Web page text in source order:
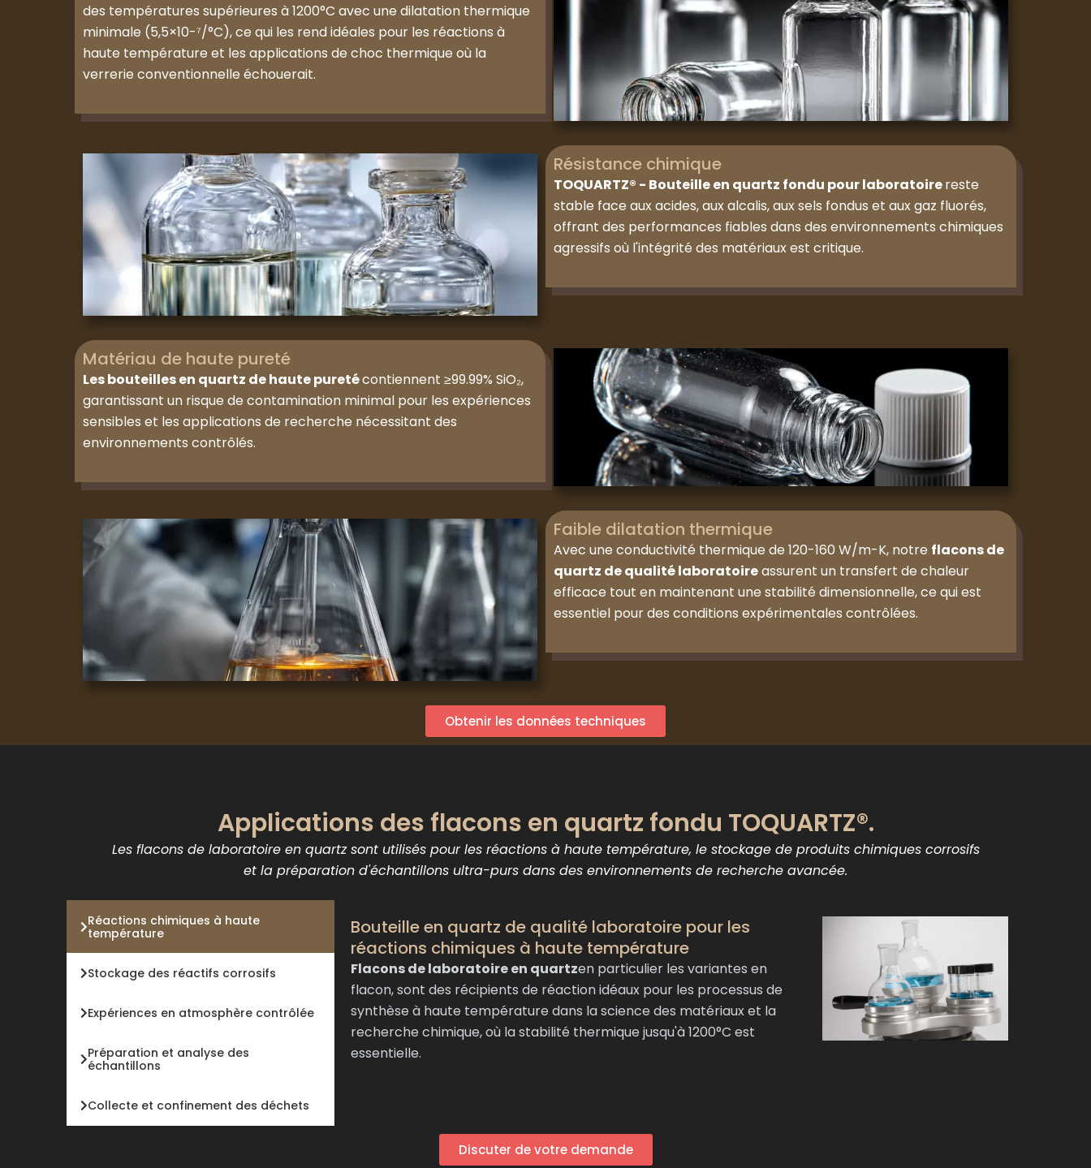
des températures supérieures à 1200°C avec une dilatation thermique
minimale (5,5×10-⁷/°C), ce qui les rend idéales pour les réactions à
haute température et les applications de choc thermique où la
verrerie conventionnelle échouerait.
Résistance chimique
TOQUARTZ® - Bouteille en quartz fondu pour laboratoirereste
stable face aux acides, aux alcalis, aux sels fondus et aux gaz fluorés,
offrant des performances fiables dans des environnements chimiques
agressifs où l'intégrité des matériaux est critique.
Matériau de haute pureté
Les bouteilles en quartz de haute puretécontiennent ≥99.99% SiO₂,
garantissant un risque de contamination minimal pour les expériences
sensibles et les applications de recherche nécessitant des
environnements contrôlés.
Faible dilatation thermique
Avec une conductivité thermique de 120-160 W/m-K, notre flacons de
quartz de qualité laboratoireassurent un transfert de chaleur
efficace tout en maintenant une stabilité dimensionnelle, ce qui est
essentiel pour des conditions expérimentales contrôlées.
Obtenir les données techniques
Applications des flacons en quartz fondu TOQUARTZ®.
Les flacons de laboratoire en quartz sont utilisés pour les réactions à haute température, le stockage de produits chimiques corrosifs
et la préparation d'échantillons ultra-purs dans des environnements de recherche avancée.
Réactions chimiques à haute
température
Stockage des réactifs corrosifs
Expériences en atmosphère contrôlée
Préparation et analyse des
échantillons
Collecte et confinement des déchets
Bouteille en quartz de qualité laboratoire pour les
réactions chimiques à haute température
Flacons de laboratoire en quartzen particulier les variantes en
flacon, sont des récipients de réaction idéaux pour les processus de
synthèse à haute température dans la science des matériaux et la
recherche chimique, où la stabilité thermique jusqu'à 1200°C est
essentielle.
Discuter de votre demande